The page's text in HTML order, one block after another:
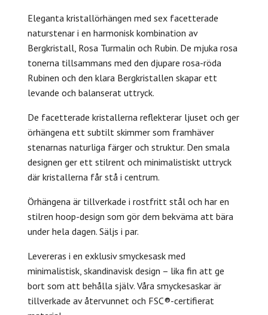
Eleganta kristallörhängen med sex facetterade
naturstenar i en harmonisk kombination av
Bergkristall, Rosa Turmalin och Rubin. De mjuka rosa
tonerna tillsammans med den djupare rosa-röda
Rubinen och den klara Bergkristallen skapar ett
levande och balanserat uttryck.
De facetterade kristallerna reflekterar ljuset och ger
örhängena ett subtilt skimmer som framhäver
stenarnas naturliga färger och struktur. Den smala
designen ger ett stilrent och minimalistiskt uttryck
där kristallerna får stå i centrum.
Örhängena är tillverkade i rostfritt stål och har en
stilren hoop-design som gör dem bekväma att bära
under hela dagen. Säljs i par.
Levereras i en exklusiv smyckesask med
minimalistisk, skandinavisk design – lika fin att ge
bort som att behålla själv. Våra smyckesaskar är
tillverkade av återvunnet och FSC®-certifierat